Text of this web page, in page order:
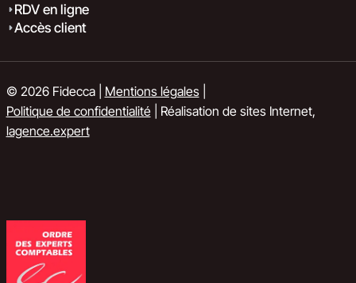
RDV en ligne
Accès client
© 2026 Fidecca | Mentions légales|
Politique de confidentialité| Réalisation de sites Internet,
lagence.expert